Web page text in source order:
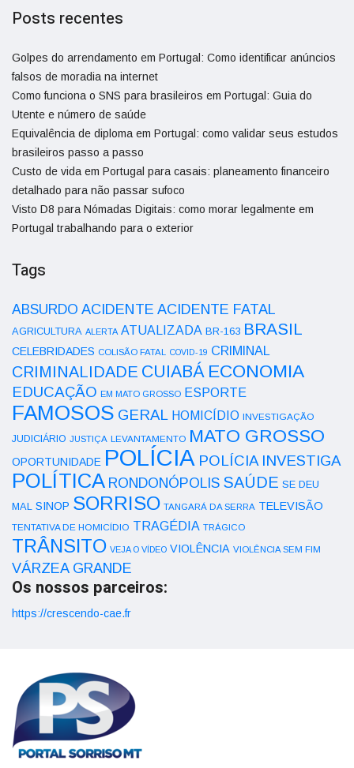
Posts recentes
Golpes do arrendamento em Portugal: Como identificar anúncios
falsos de moradia na internet
Como funciona o SNS para brasileiros em Portugal: Guia do
Utente e número de saúde
Equivalência de diploma em Portugal: como validar seus estudos
brasileiros passo a passo
Custo de vida em Portugal para casais: planeamento financeiro
detalhado para não passar sufoco
Visto D8 para Nómadas Digitais: como morar legalmente em
Portugal trabalhando para o exterior
Tags
ABSURDO ACIDENTE ACIDENTE FATAL
AGRICULTURA ALERTA ATUALIZADA BR-163 BRASIL
CELEBRIDADES COLISÃO FATAL COVID-19 CRIMINAL
CRIMINALIDADE CUIABÁ ECONOMIA
EDUCAÇÃO EM MATO GROSSO ESPORTE
FAMOSOS GERAL HOMICÍDIO INVESTIGAÇÃO
JUDICIÁRIO JUSTIÇA LEVANTAMENTO MATO GROSSO
OPORTUNIDADE POLÍCIA POLÍCIA INVESTIGA
POLÍTICA RONDONÓPOLIS SAÚDE SE DEU
MAL SINOP SORRISO TANGARÁ DA SERRA TELEVISÃO
TENTATIVA DE HOMICÍDIO TRAGÉDIA TRÁGICO
TRÂNSITO VEJA O VÍDEO VIOLÊNCIA VIOLÊNCIA SEM FIM
VÁRZEA GRANDE
Os nossos parceiros:
https://crescendo-cae.fr